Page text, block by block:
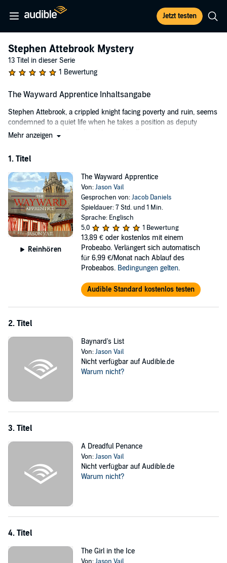
Jetzt testen
Stephen Attebrook Mystery
13 Titel in dieser Serie
1 Bewertung
The Wayward Apprentice Inhaltsangabe
Stephen Attebrook, a crippled knight facing poverty and ruin, seems
condemned to a quiet life when he takes a position as deputy
coroner in the small medieval town of Ludlow.
intrigue.
A death Attebrook rules an accidental drowning turns out to be a
murder, and he must find the killer with little evidence pointing the
way.
Then a commission to return a runaway apprentice pitches him into
the midst of a conflict between a rebellious earl and King Henry III
that is about to erupt into civil war.
Caught up in the twilight struggle among spies readying for war,
Attebrook races to defend the apprentice against a charge of murder
while dodging killers in the employ of one of the factions.
Thirteenth-century England has never been brought more vividly to
The Wayward Apprentice.
Mehr anzeigen
1. Titel
Reinhören
The Wayward Apprentice
Von:Jason Vail
Gesprochen von:Jacob Daniels
Spieldauer: 7 Std. und 1 Min.
Sprache: Englisch
5,0
1 Bewertung
13,89 € oder kostenlos mit einem
Probeabo. Verlängert sich automatisch
für 6,99 €/Monat nach Ablauf des
Probeabos. Bedingungen gelten.
Audible Standard kostenlos testen
2. Titel
Baynard's List
Von:Jason Vail
Nicht verfügbar auf Audible.de
Warum nicht?
3. Titel
A Dreadful Penance
Von:Jason Vail
Nicht verfügbar auf Audible.de
Warum nicht?
4. Titel
The Girl in the Ice